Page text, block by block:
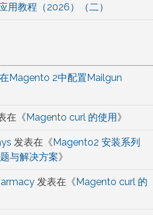
教程（2026）（二）
Magento 2中配置Mailgun
在《Magento curl 的使用》
发表在《Magento2 安装系列
与解决方案》
发表在《Magento curl 的